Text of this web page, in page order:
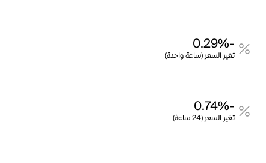
-0.29%
تغير السعر (ساعة واحدة)
-0.74%
تغير السعر (24 ساعة)